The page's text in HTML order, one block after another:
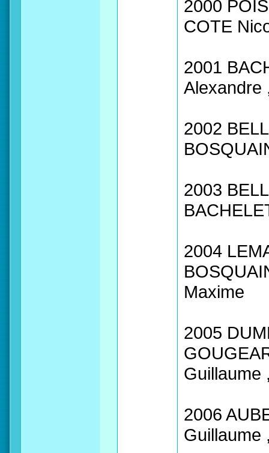
2000
COTE
2001
Alexandre
2002
2003
2004
Maxime
2005
Guillaume
2006
Guillaume